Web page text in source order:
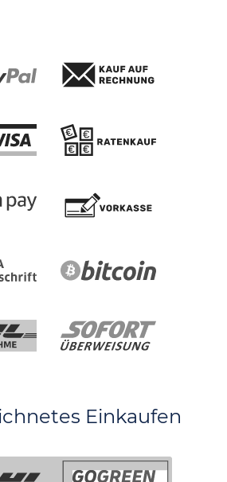
Einkaufen